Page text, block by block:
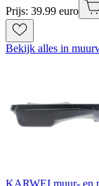
Prijs: 39.99 euro
Bekijk alles in
KARWEI muur- en